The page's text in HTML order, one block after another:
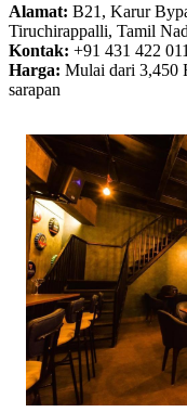
Alamat: B21, Karur
Tiruchirappalli, Tamil
Kontak: +91 431 422
Harga: Mulai dari 3,450
sarapan